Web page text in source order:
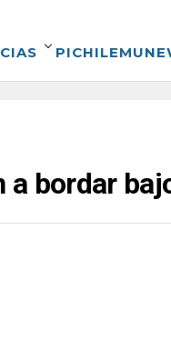
bordar